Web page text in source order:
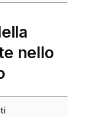
nello